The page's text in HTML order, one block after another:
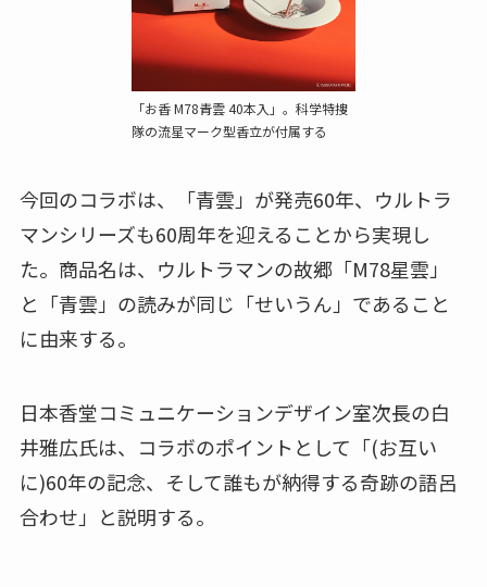
「お香 M78青雲 40本入」。科学特捜
隊の流星マーク型香立が付属する
今回のコラボは、「青雲」が発売60年、ウルトラ
マンシリーズも60周年を迎えることから実現し
た。商品名は、ウルトラマンの故郷「M78星雲」
と「青雲」の読みが同じ「せいうん」であること
に由来する。
日本香堂コミュニケーションデザイン室次長の白
井雅広氏は、コラボのポイントとして「(お互い
に)60年の記念、そして誰もが納得する奇跡の語呂
合わせ」と説明する。